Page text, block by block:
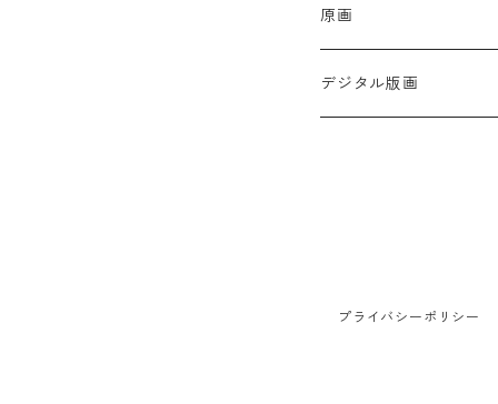
原画
デジタル版画
プライバシーポリシー